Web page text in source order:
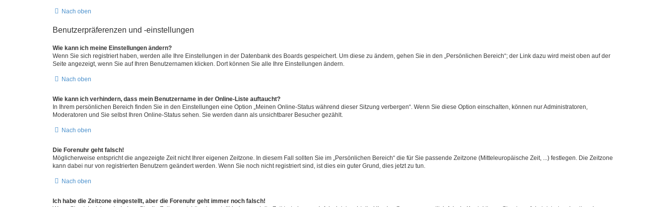
Nach oben
Benutzerpräferenzen und -einstellungen
Wie kann ich meine Einstellungen ändern?
Wenn Sie sich registriert haben, werden alle Ihre Einstellungen in der Datenbank des Boards gespeichert. Um diese zu ändern, gehen Sie in den „Persönlichen Bereich“; der Link dazu wird meist oben auf der
Seite angezeigt, wenn Sie auf Ihren Benutzernamen klicken. Dort können Sie alle Ihre Einstellungen ändern.
Nach oben
Wie kann ich verhindern, dass mein Benutzername in der Online-Liste auftaucht?
In Ihrem persönlichen Bereich finden Sie in den Einstellungen eine Option „Meinen Online-Status während dieser Sitzung verbergen“. Wenn Sie diese Option einschalten, können nur Administratoren,
Moderatoren und Sie selbst Ihren Online-Status sehen. Sie werden dann als unsichtbarer Besucher gezählt.
Nach oben
Die Forenuhr geht falsch!
Möglicherweise entspricht die angezeigte Zeit nicht Ihrer eigenen Zeitzone. In diesem Fall sollten Sie im „Persönlichen Bereich“ die für Sie passende Zeitzone (Mitteleuropäische Zeit, ...) festlegen. Die Zeitzone
kann dabei nur von registrierten Benutzern geändert werden. Wenn Sie noch nicht registriert sind, ist dies ein guter Grund, dies jetzt zu tun.
Nach oben
Ich habe die Zeitzone eingestellt, aber die Forenuhr geht immer noch falsch!